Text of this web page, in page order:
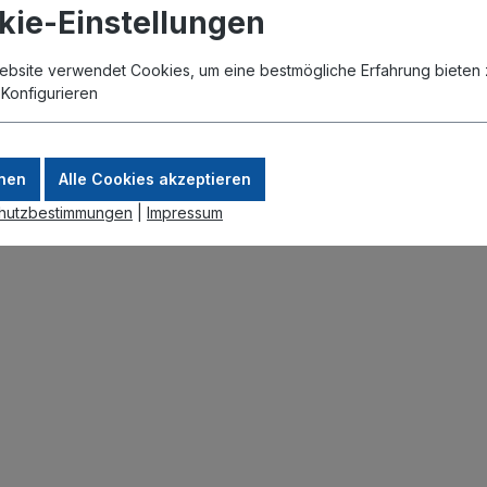
vorher 136,66 €*
In den Warenkorb
Einstellungen
verwendet Cookies, um eine bestmögliche Erfahrung bieten
Konfigurieren
Alle Cookies akzeptieren
Impressum